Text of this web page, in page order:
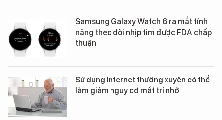
Samsung Galaxy Watch 6 ra mắt tính
năng theo dõi nhịp tim được FDA chấp
thuận
Sử dụng Internet thường xuyên có thể
làm giảm nguy cơ mất trí nhớ